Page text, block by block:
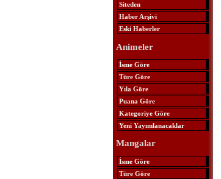
Siteden
Haber Arşivi
Eski Haberler
Animeler
İsme Göre
Türe Göre
Yıla Göre
Puana Göre
Kategoriye Göre
Yeni Yayımlanacaklar
Mangalar
İsme Göre
Türe Göre